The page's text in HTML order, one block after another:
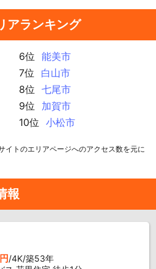
アランキング
6位
能美市
7位
白山市
8位
七尾市
9位
加賀市
10位
小松市
イトのエリアページへのアクセス数を元に
報
/4K/築53年